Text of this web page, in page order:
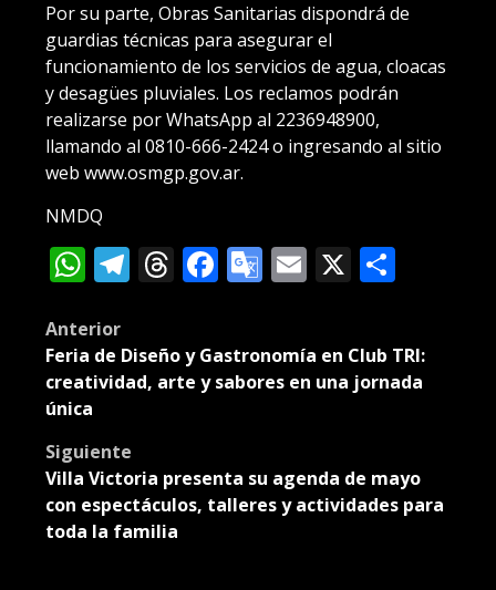
Por su parte, Obras Sanitarias dispondrá de
guardias técnicas para asegurar el
funcionamiento de los servicios de agua, cloacas
y desagües pluviales. Los reclamos podrán
realizarse por WhatsApp al 2236948900,
llamando al 0810-666-2424 o ingresando al sitio
web www.osmgp.gov.ar.
NMDQ
WhatsApp
Telegram
Threads
Facebook
Google
Email
X
Post
navigation
Anterior
Feria de Diseño y Gastronomía en Club TRI:
creatividad, arte y sabores en una jornada
única
Siguiente
Villa Victoria presenta su agenda de mayo
con espectáculos, talleres y actividades para
toda la familia